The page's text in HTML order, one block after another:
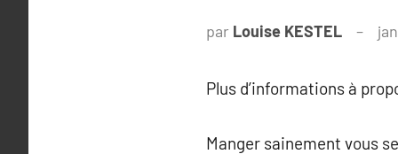
par Louise KESTEL
Plus d’informations à
Manger sainement vous